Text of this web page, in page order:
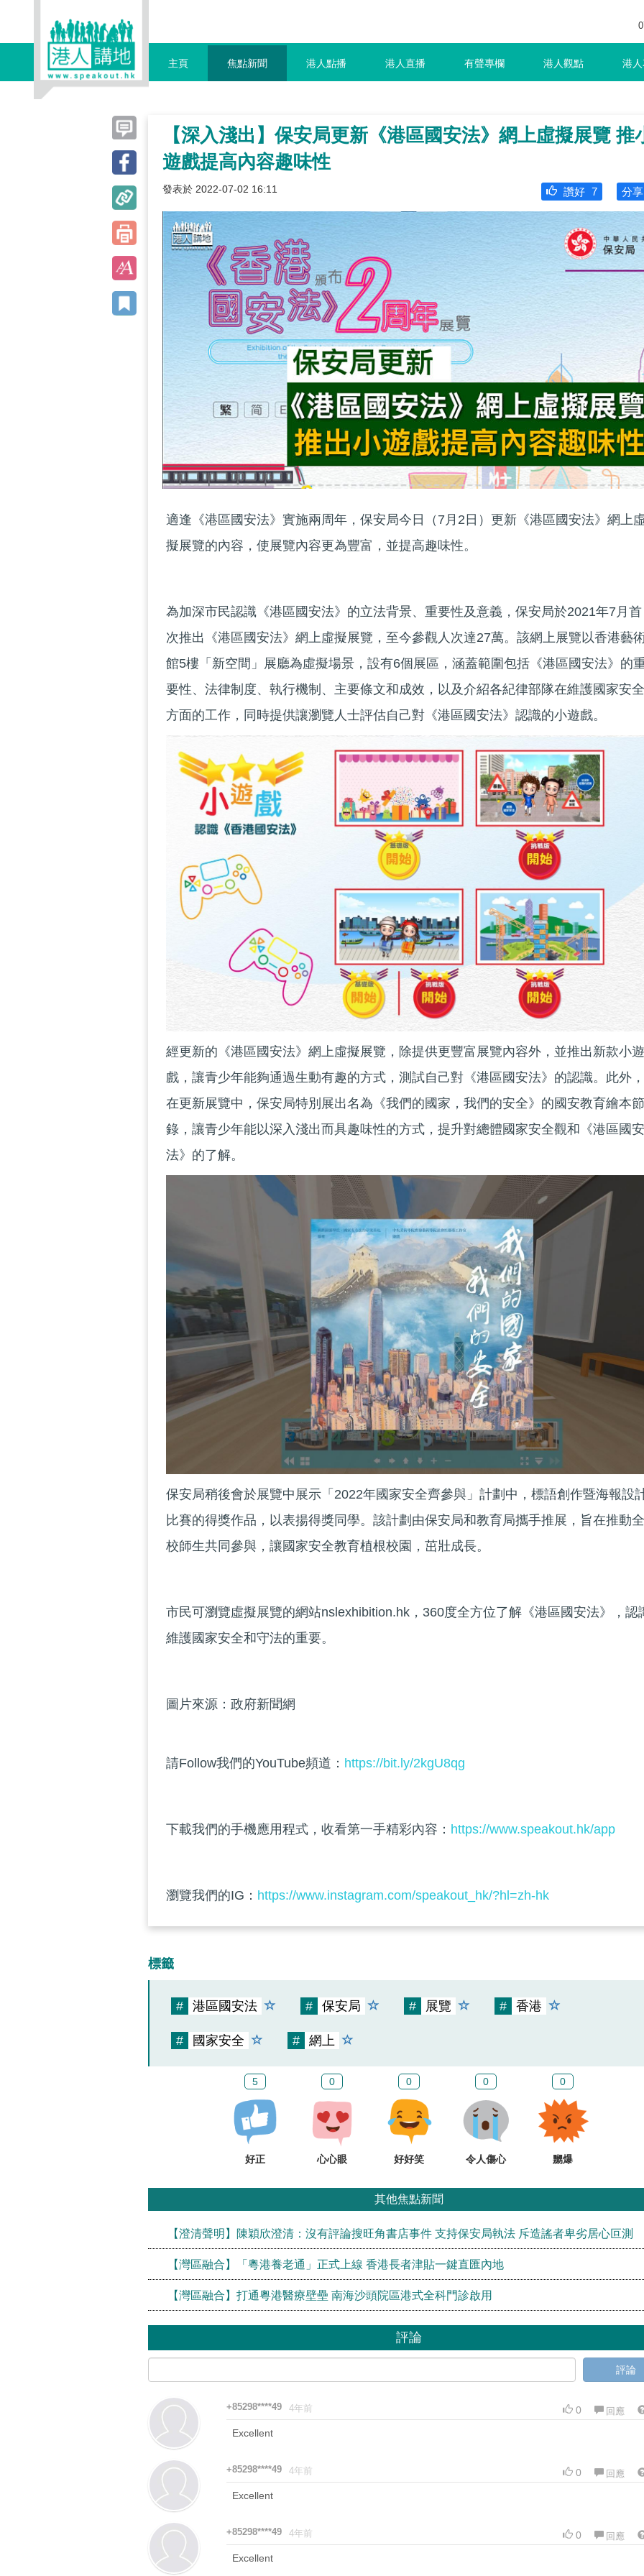
主頁 焦點新聞 港人點播 港人直播 有聲專欄 港人觀點 港
【深入淺出】保安局更新《港區國安法》網上虛擬展覽 推
遊戲提高內容趣味性
發表於 2022-07-02 16:11 分享
讚好 7
適逢《港區國安法》實施兩周年，保安局今日（7月2日）更新《港區國安法》網上
擬展覽的內容，使展覽內容更為豐富，並提高趣味性。
為加深市民認識《港區國安法》的立法背景、重要性及意義，保安局於2021年7月首
次推出《港區國安法》網上虛擬展覽，至今參觀人次達27萬。該網上展覽以香港藝
館5樓「新空間」展廳為虛擬場景，設有6個展區，涵蓋範圍包括《港區國安法》的
要性、法律制度、執行機制、主要條文和成效，以及介紹各紀律部隊在維護國家安全
方面的工作，同時提供讓瀏覽人士評估自己對《港區國安法》認識的小遊戲。
經更新的《港區國安法》網上虛擬展覽，除提供更豐富展覽內容外，並推出新款小遊
戲，讓青少年能夠通過生動有趣的方式，測試自己對《港區國安法》的認識。此外，
在更新展覽中，保安局特別展出名為《我們的國家，我們的安全》的國安教育繪本節
錄，讓青少年能以深入淺出而具趣味性的方式，提升對總體國家安全觀和《港區國安
法》的了解。
保安局稍後會於展覽中展示「2022年國家安全齊參與」計劃中，標語創作暨海報設
比賽的得獎作品，以表揚得獎同學。該計劃由保安局和教育局攜手推展，旨在推動全
校師生共同參與，讓國家安全教育植根校園，茁壯成長。
市民可瀏覽虛擬展覽的網站nslexhibition.hk，360度全方位了解《港區國安法》，認
維護國家安全和守法的重要。
圖片來源：政府新聞網
請Follow我們的YouTube頻道： https://bit.ly/2kgU8qg
下載我們的手機應用程式，收看第一手精彩內容： https://www.speakout.hk/app
瀏覽我們的IG： https://www.instagram.com/speakout_hk/?hl=zh-hk
標籤
# 港區國安法 # 保安局 # 展覽 # 香港
# 國家安全 # 網上
5
好正
0
心心眼
0
好好笑
0
令人傷心
0
嬲爆
其他焦點新聞
【澄清聲明】陳穎欣澄清：沒有評論搜旺角書店事件 支持保安局執法 斥造謠者卑劣居心叵測
【灣區融合】「粵港養老通」正式上線 香港長者津貼一鍵直匯內地
【灣區融合】打通粵港醫療壁壘 南海沙頭院區港式全科門診啟用
評論
評論
+85298****49 4年前 0 回應
Excellent
+85298****49 4年前 0 回應
Excellent
+85298****49 4年前 0 回應
Excellent